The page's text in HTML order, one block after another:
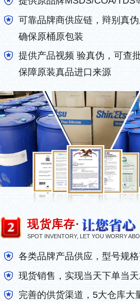
可靠品牌商供应链，辩别真
确保原桶原包装
提供产品视频 验真伪，可查
保障原装真品进口来源
现货库存·
SPOT INVENTORY, LET YOU WORRY
各类品牌产品供应，型号规
现货销售，实现当天下单当
完善的供货渠道，5大仓库大